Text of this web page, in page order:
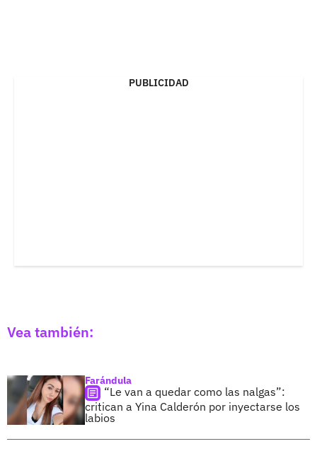
PUBLICIDAD
Vea también:
Farándula
“Le van a quedar como las nalgas”:
critican a Yina Calderón por inyectarse los
labios